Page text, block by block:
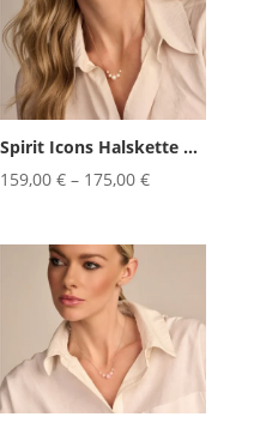
Spirit Icons Halskette Confetti ...
159,00€ – 175,00€